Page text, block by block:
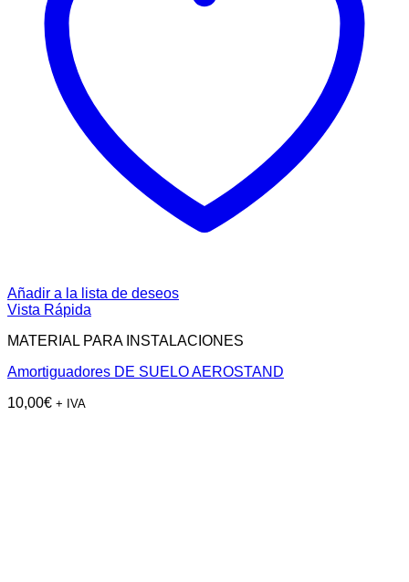
Añadir a la lista de deseos
Vista Rápida
MATERIAL PARA INSTALACIONES
Amortiguadores DE SUELO AEROSTAND
10,00€ + IVA